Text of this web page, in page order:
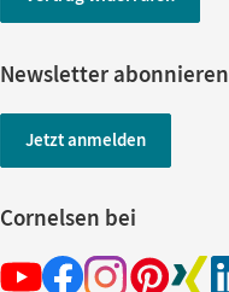
Newsletter abonnieren
Jetzt anmelden
Cornelsen bei